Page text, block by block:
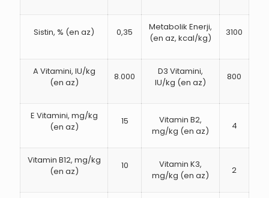
Sistin, % (en az) 0,35
Metabolik Enerji,
(en az, kcal/kg)
3100
A Vitamini, IU/kg
(en az)
8.000
D3 Vitamini,
IU/kg (en az)
800
E Vitamini, mg/kg
(en az)
15
Vitamin B2,
mg/kg (en az)
4
Vitamin B12, mg/kg
(en az)
10
Vitamin K3,
mg/kg (en az)
2